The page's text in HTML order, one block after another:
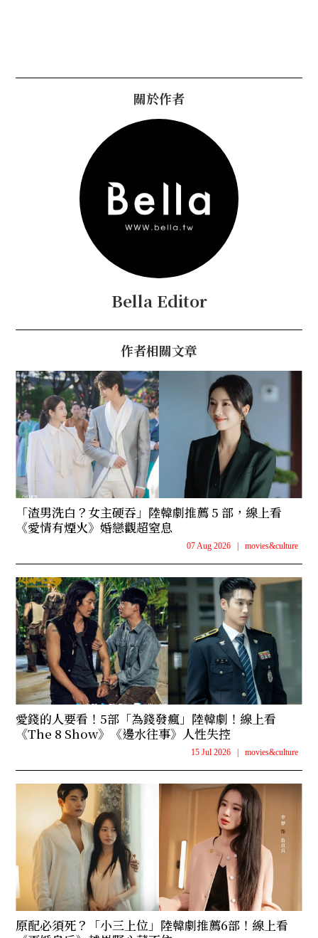
關於作者
Bella Editor
作者相關文章
「渣男洗白？女主硬吞」陸韓劇推薦 5 部，線上看
《愛情有煙火》婚戀觀超窒息
07 Aug 2026 | movies&culture
愛錢的人要看！5部「為錢發瘋」陸韓劇！線上看
《The 8 Show》《邊水往事》人性失控
15 Jul 2026 | movies&culture
原配必須死？「小三上位」陸韓劇推薦6部！線上看